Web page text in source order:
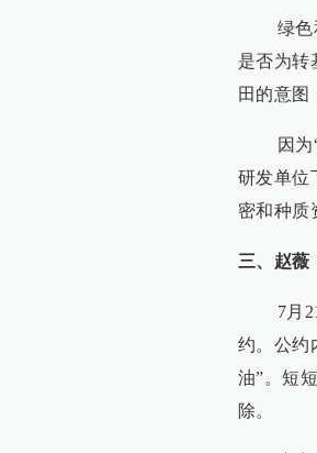
绿色和
是否为转
田的意图
因为“
研发单位
密和种质
三、赵薇
7月21
约。公约
油”。短
除。